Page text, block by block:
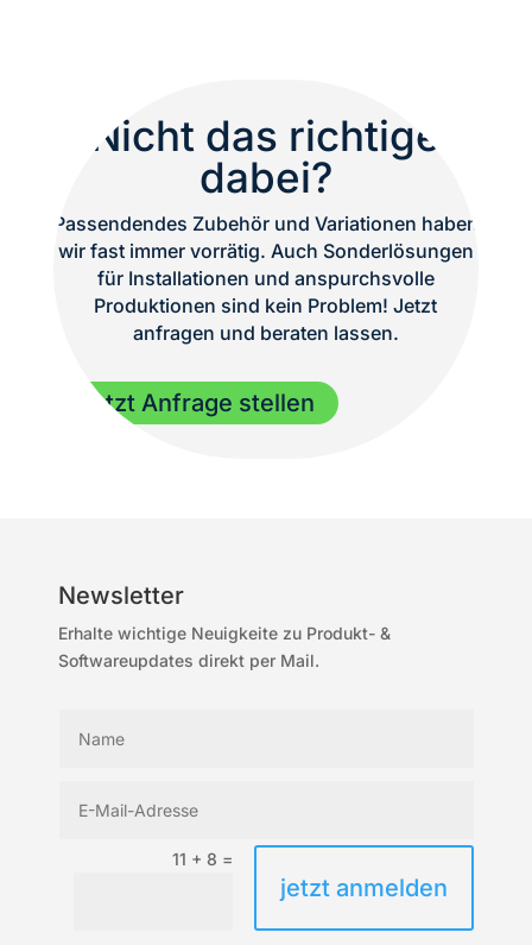
Nicht das richtige
dabei?
Passendendes Zubehör und Variationen haben
wir fast immer vorrätig. Auch Sonderlösungen
für Installationen und anspurchsvolle
Produktionen sind kein Problem! Jetzt
anfragen und beraten lassen.
Jetzt Anfrage stellen
Newsletter
Erhalte wichtige Neuigkeite zu Produkt- &
Softwareupdates direkt per Mail.
11 + 8 =
jetzt anmelden